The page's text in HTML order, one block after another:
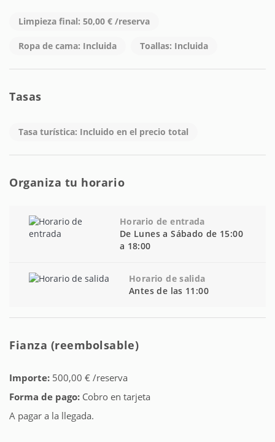
Limpieza final: 50,00 € /reserva
Ropa de cama: Incluida Toallas: Incluida
Tasas
Tasa turística: Incluido en el precio total
Organiza tu horario
Horario de entrada
De Lunes a Sábado de 15:00
a 18:00
Horario de salida
Antes de las 11:00
Fianza (reembolsable)
Importe: 500,00 € /reserva
Forma de pago: Cobro en tarjeta
A pagar a la llegada.